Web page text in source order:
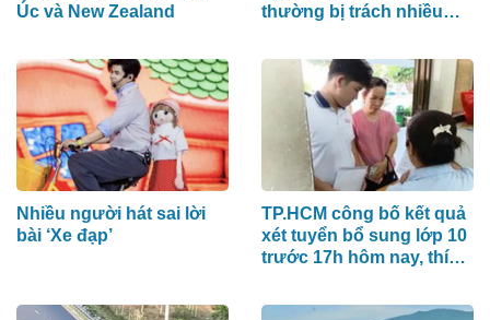
Úc và New Zealand
thường bị trách nhiều
Nhiều người hát sai lời
bài ‘Xe đạp’
TP.HCM công bố kết quả
xét tuyển bổ sung lớp 10
trước 17h hôm nay, thí